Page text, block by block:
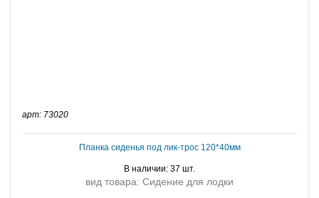
арт: 73020
Планка сиденья под лик-трос 120*40мм
В наличии: 37 шт.
вид товара: Сидение для лодки